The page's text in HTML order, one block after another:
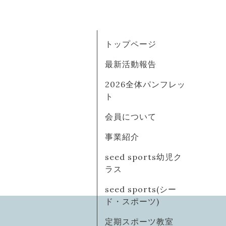
トップページ
最新活動報告
2026全体パンフレッ
ト
会員について
事業紹介
seed sports幼児ク
ラス
seed sports(シー
ド・スポーツ)
定期スポーツ教室